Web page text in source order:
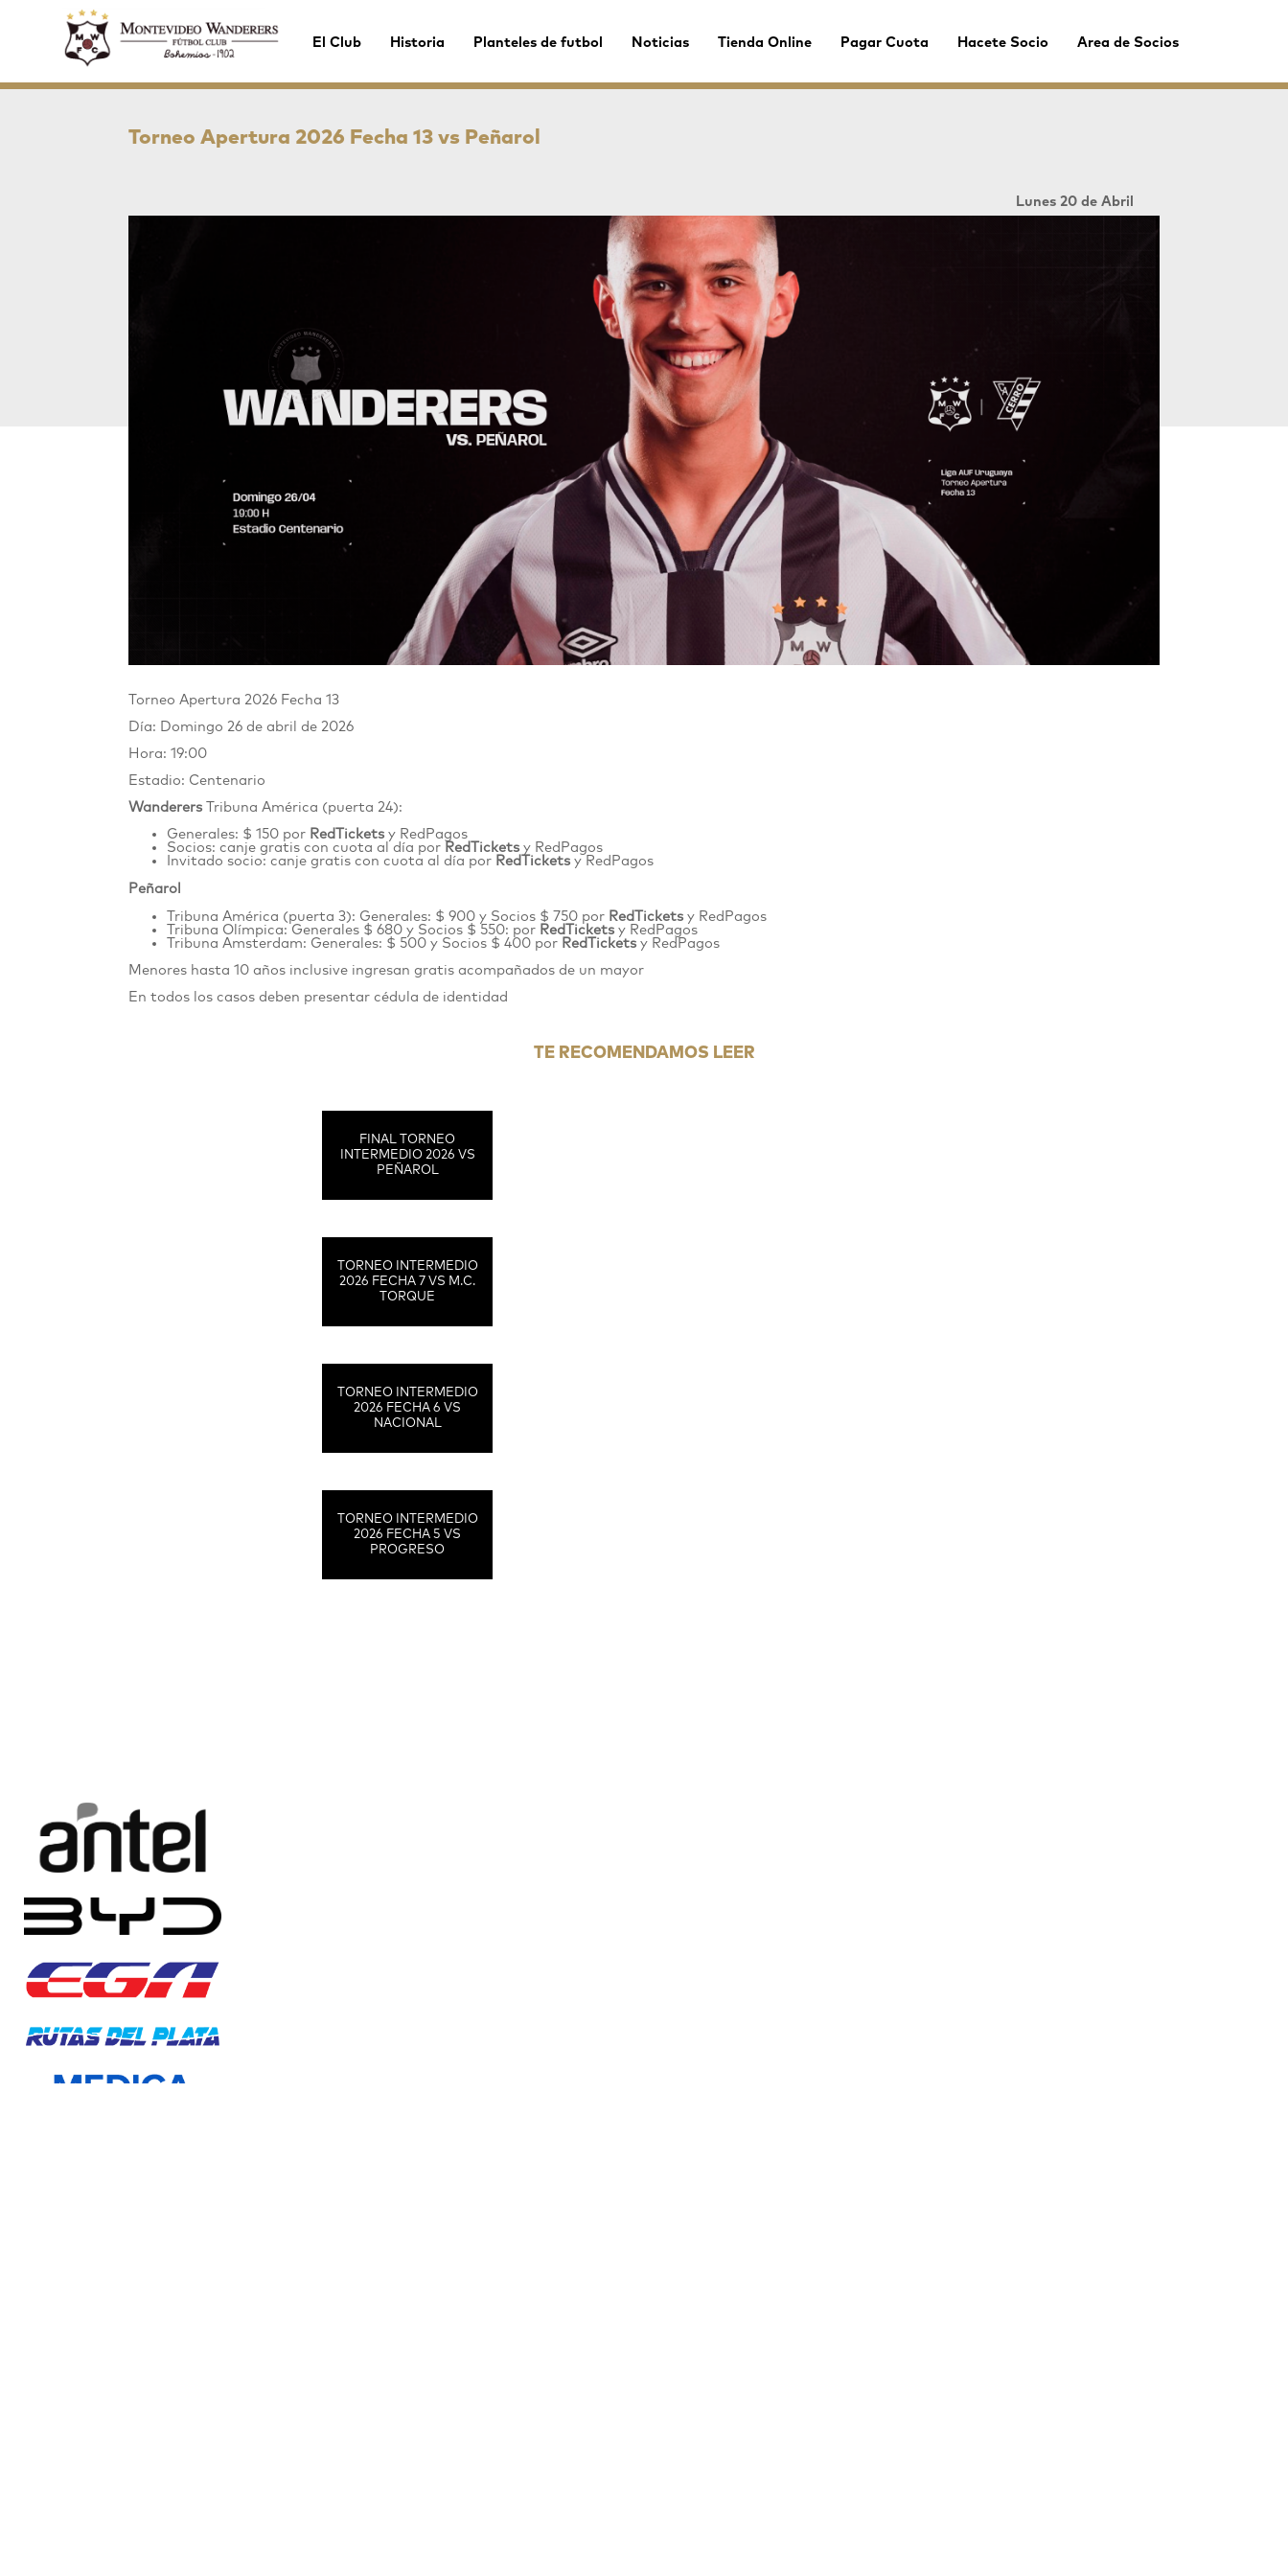
El Club Historia Planteles de futbol Noticias Tienda Online Pagar Cuota Hacete Socio Area de Socios
Torneo Apertura 2026 Fecha 13 vs Peñarol
Lunes 20 de Abril
Torneo Apertura 2026 Fecha 13
Día: Domingo 26 de abril de 2026
Hora: 19:00
Estadio: Centenario
WanderersTribuna América (puerta 24):
Generales: $ 150 por RedTickets y RedPagos
Socios: canje gratis con cuota al día por RedTickets y RedPagos
Invitado socio: canje gratis con cuota al día por RedTickets y RedPagos
Peñarol
Tribuna América (puerta 3): Generales: $ 900 y Socios $ 750 por RedTickets y RedPagos
Tribuna Olímpica: Generales $ 680 y Socios $ 550: por RedTickets y RedPagos
Tribuna Amsterdam: Generales: $ 500 y Socios $ 400 por RedTickets y RedPagos
Menores hasta 10 años inclusive ingresan gratis acompañados de un mayor
En todos los casos deben presentar cédula de identidad
TE RECOMENDAMOS LEER
FINAL TORNEO
INTERMEDIO 2026 VS
PEÑAROL
TORNEO INTERMEDIO
2026 FECHA 7 VS M.C.
TORQUE
TORNEO INTERMEDIO
2026 FECHA 6 VS
NACIONAL
TORNEO INTERMEDIO
2026 FECHA 5 VS
PROGRESO